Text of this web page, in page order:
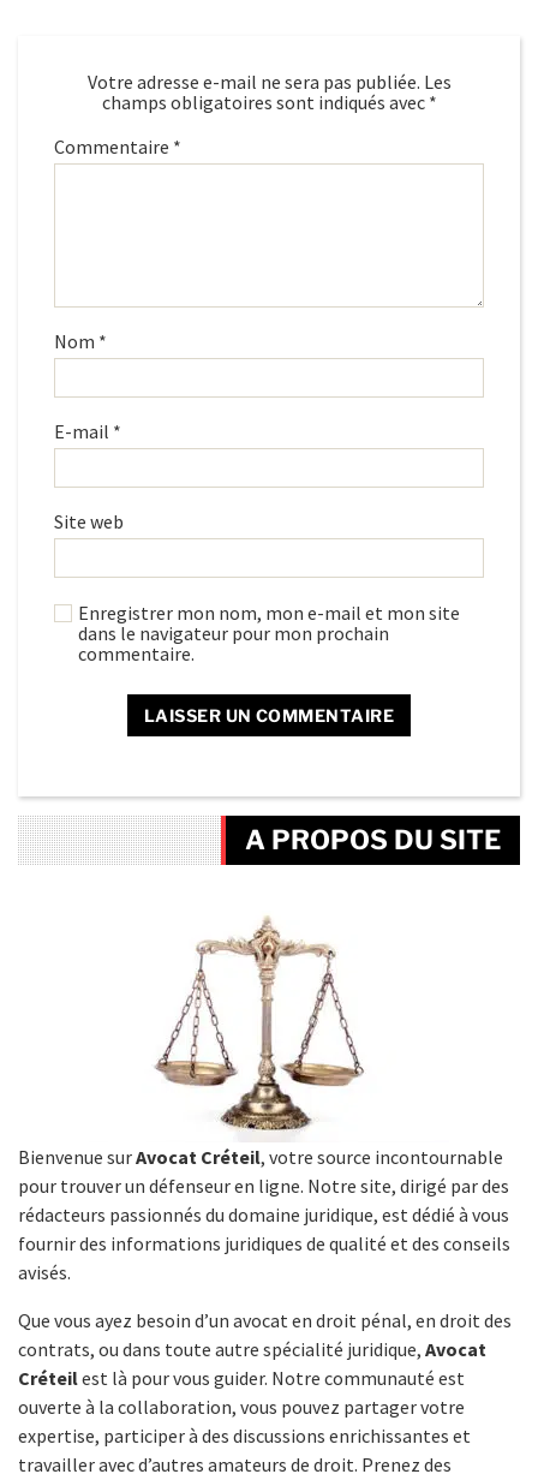
Votre adresse e-mail ne sera pas publiée. Les
champs obligatoires sont indiqués avec *
Commentaire *
Nom *
E-mail *
Site web
Enregistrer mon nom, mon e-mail et mon site
dans le navigateur pour mon prochain
commentaire.
A PROPOS DU SITE
Bienvenue surAvocat Créteil, votre source incontournable
pour trouver un défenseur en ligne. Notre site, dirigé par des
rédacteurs passionnés du domaine juridique, est dédié à vous
fournir des informations juridiques de qualité et des conseils
avisés.
Que vous ayez besoin d’un avocat en droit pénal, en droit des
contrats, ou dans toute autre spécialité juridique, Avocat
Créteilest là pour vous guider. Notre communauté est
ouverte à la collaboration, vous pouvez partager votre
expertise, participer à des discussions enrichissantes et
travailler avec d’autres amateurs de droit. Prenez des